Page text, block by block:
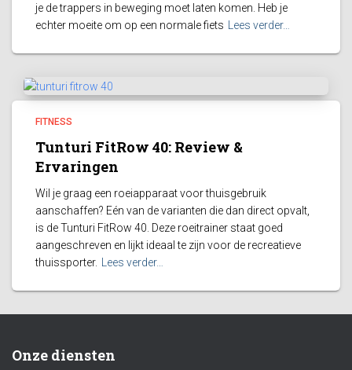
je de trappers in beweging moet laten komen. Heb je
echter moeite om op een normale fiets
Lees verder…
FITNESS
Tunturi FitRow 40: Review &
Ervaringen
Wil je graag een roeiapparaat voor thuisgebruik
aanschaffen? Eén van de varianten die dan direct opvalt,
is de Tunturi FitRow 40. Deze roeitrainer staat goed
aangeschreven en lijkt ideaal te zijn voor de recreatieve
thuissporter.
Lees verder…
Onze diensten